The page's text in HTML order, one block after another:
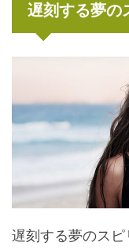
遅刻する夢の
遅刻する夢のス